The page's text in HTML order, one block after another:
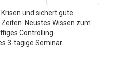
und sichert gute
Neustes Wissen zum
Controlling-
3-tägige Seminar.